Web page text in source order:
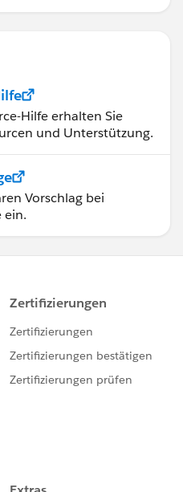
Hilfe erhalten Sie
und Unterstützung.
Vorschlag bei
ein.